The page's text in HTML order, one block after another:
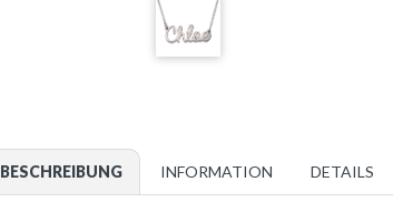
BESCHREIBUNG INFORMATION DETAILS